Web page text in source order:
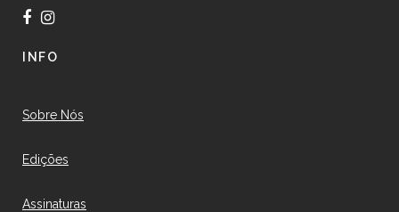
INFO
Sobre Nós
Edições
Assinaturas